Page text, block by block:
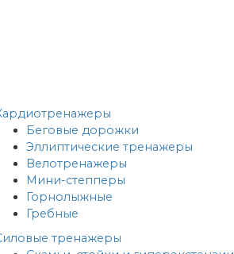
Беговые дорожки
Эллиптические тренажеры
Велотренажеры
Мини-степперы
Горнолыжные
Гребные
тренажеры